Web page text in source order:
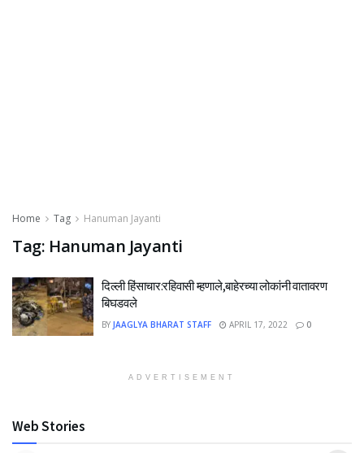
Home Tag Hanuman Jayanti
Tag: Hanuman Jayanti
दिल्ली हिंसाचार:रहिवासी म्हणाले,बाहेरच्या लोकांनी वातावरण
बिघडवले
BY JAAGLYA BHARAT STAFF APRIL 17, 2022 0
ADVERTISEMENT
Web Stories